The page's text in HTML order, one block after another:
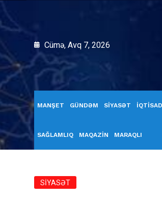
Cümə, Avq 7, 2026
MANŞET GÜNDƏM SİYASƏT
SAĞLAMLIQ MAQAZİN MARAQLI
SİYASƏT